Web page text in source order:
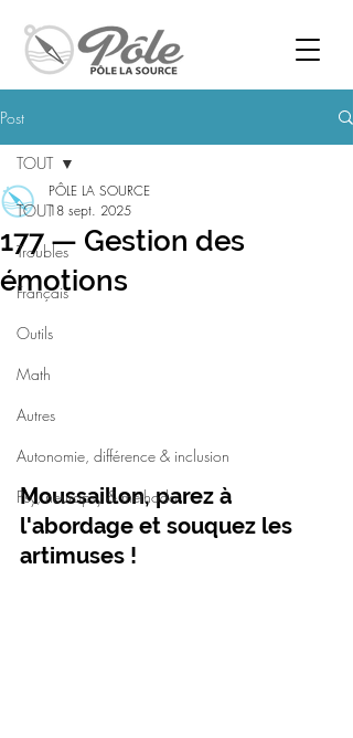
Post
TOUT
Troubles
Français
Outils
Math
Autres
Autonomie, différence & inclusion
Psy, neuropsy & méthodo
TOUT
177 — Gestion des
émotions
PÔLE LA SOURCE
18 sept. 2025
Moussaillon, parez à
l'abordage et souquez les
artimuses !